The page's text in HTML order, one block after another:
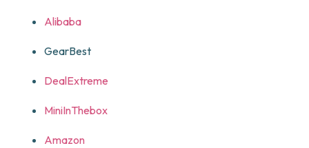
Alibaba
GearBest
DealExtreme
MiniInThebox
Amazon